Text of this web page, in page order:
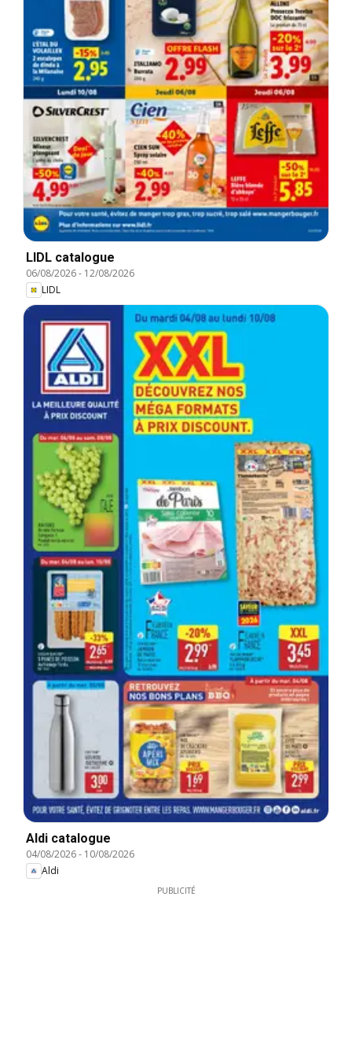
LIDL catalogue
06/08/2026- 12/08/2026
LIDL
Aldi catalogue
04/08/2026- 10/08/2026
Aldi
PUBLICITÉ